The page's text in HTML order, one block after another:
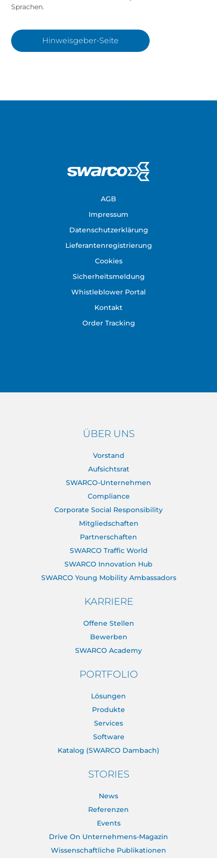
Sprachen.
Hinweisgeber-Seite
AGB
Impressum
Datenschutzerklärung
Lieferantenregistrierung
Cookies
Sicherheitsmeldung
Whistleblower Portal
Kontakt
Order Tracking
ÜBER UNS
Vorstand
Aufsichtsrat
SWARCO-Unternehmen
Compliance
Corporate Social Responsibility
Mitgliedschaften
Partnerschaften
SWARCO Traffic World
SWARCO Innovation Hub
SWARCO Young Mobility Ambassadors
KARRIERE
Offene Stellen
Bewerben
SWARCO Academy
PORTFOLIO
Lösungen
Produkte
Services
Software
Katalog (SWARCO Dambach)
STORIES
News
Referenzen
Events
Drive On Unternehmens-Magazin
Wissenschaftliche Publikationen